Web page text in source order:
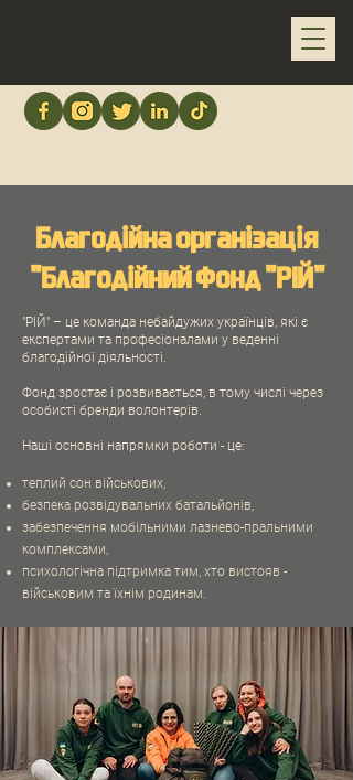
Благодійна організація
"Благодійний Фонд "РІЙ"
"РІЙ" – це команда небайдужих українців, які є
експертами та професіоналами у веденні
благодійної діяльності.
Фонд зростає і розвивається, в тому числі через
особисті бренди волонтерів.
Наші основні напрямки роботи - це:
теплий сон військових,
безпека розвідувальних батальйонів,
забезпечення мобільними лазнево-пральними
комплексами,
психологічна підтримка тим, хто вистояв -
військовим та їхнім родинам.